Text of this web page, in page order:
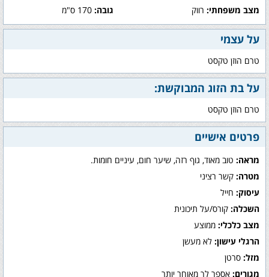
מצב משפחתי: רווק גובה:170 ס"מ
על עצמי
טרם הוזן טקסט
על בת הזוג המבוקשת:
טרם הוזן טקסט
פרטים אישיים
מראה: טוב מאוד, גוף רזה, שיער חום, עיניים חומות.
מטרה: קשר רציני
עיסוק: חייל
השכלה: קורס/על תיכונית
מצב כלכלי: ממוצע
הרגלי עישון: לא מעשן
מזל: סרטן
מגורים: אספר לך מאוחר יותר